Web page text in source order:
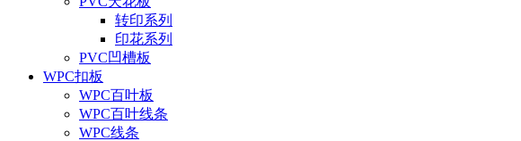
转印系列
印花系列
PVC凹槽板
WPC扣板
WPC百叶板
WPC百叶线条
WPC线条